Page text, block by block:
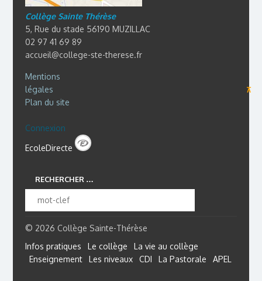
Collège Sainte Thérèse
5, Rue du stade 56190 MUZILLAC
02 97 41 69 89
accueil@college-ste-therese.fr
Mentions
légales
⊼
Plan du site
Connexion
EcoleDirecte
RECHERCHER …
© 2026 Collège Sainte-Thérèse
Infos pratiques
Le collège
La vie au collège
Enseignement
Les niveaux CDI La Pastorale APEL